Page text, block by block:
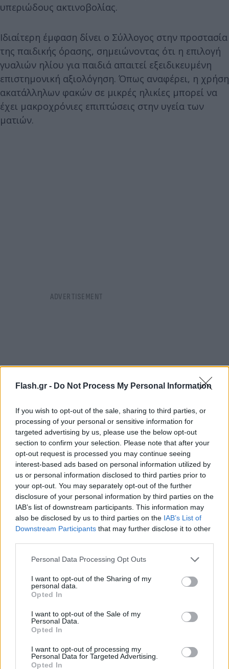
Flash.gr - Do Not Process My Personal Information
If you wish to opt-out of the sale, sharing to third parties, or
processing of your personal or sensitive information for
targeted advertising by us, please use the below opt-out
section to confirm your selection. Please note that after your
opt-out request is processed you may continue seeing
interest-based ads based on personal information utilized by
us or personal information disclosed to third parties prior to
your opt-out. You may separately opt-out of the further
disclosure of your personal information by third parties on the
IAB’s list of downstream participants. This information may
also be disclosed by us to third parties on the IAB’s List of
Downstream Participants that may further disclose it to other
Please note that this website/app uses one or more Google
not limited to your visit or usage behaviour. You may click to
grant or deny consent to Google and its third-party tags to
use your data for below specified purposes in below Google
consent section.
Personal Data Processing Opt Outs
I want to opt-out of the Sharing of my
personal data.
Opted In
I want to opt-out of the Sale of my
Personal Data.
Opted In
I want to opt-out of processing my
Personal Data for Targeted Advertising.
Opted In
υπεριώδους ακτινοβολίας.
Ιδιαίτερη έμφαση δίνει ο Σύλλογος στην προστασία
της παιδικής όρασης, σημειώνοντας ότι η επιλογή
γυαλιών ηλίου για παιδιά απαιτεί εξειδικευμένη
επιστημονική αξιολόγηση. Όπως αναφέρει, η χρήση
ακατάλληλων φακών σε μικρές ηλικίες μπορεί να
έχει μακροχρόνιες επιπτώσεις στην υγεία των
ματιών.
Ενστάσεις για το νέο πλαίσιο λειτουργίας
Παράλληλα, ο Πανελλήνιος Σύλλογος Οπτικών –
Οπτομετρών (ΠΣΟΟ) καταγγέλλει ότι οι εγκύκλιοι
εκδόθηκαν χωρίς να προηγηθεί διαβούλευση ή
επιστημονικής ευθύνης». Σύμφωνα με τον Σύλλογο,
με το νέο πλαίσιο ένας Οπτικός μπορεί να
δηλώνεται ως υπεύθυνος σε περισσότερα από ένα
που, όπως επισημαίνει, αποδυναμώνει τον
ουσιαστικό επιστημονικό έλεγχο.